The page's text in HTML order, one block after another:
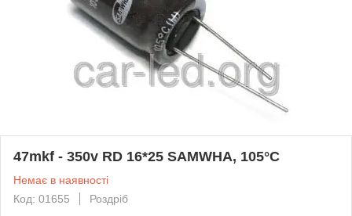
47mkf - 350v RD 16*25 SAMWHA, 105°C
Немає в наявності
Код: 01655
Роздріб